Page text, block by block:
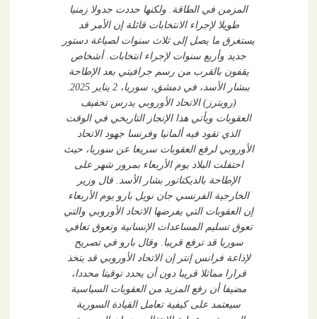
المزمن في الطاقة. ولكنها حددت جدولا زمنيا
طويلا لإجراء الانتخابات قائلة إن الأمر قد
يستغرق ما يصل إلى ثلاث سنوات لصياغة دستور
جديد وأربع سنوات لإجراء انتخابات. أشخاص
يقفون بالقرب من رسم جرافيتي بعد الإطاحة
(رويترز) الاتحاد الأوروبي يدرس تخفيف
العقوبات ويأتي هذا الإنجاز التاريخي في الوقت
الذي تقود فيه ألمانيا وفرنسا جهود الاتحاد
الأوروبي لرفع العقوبات سريعا عن سوريا، حيث
احتفلت البلاد يوم الأربعاء بمرور شهر على
الإطاحة بالديكتاتور بشار الأسد. قال وزير
الخارجية الفرنسي جان نويل بارو يوم الأربعاء
إن العقوبات التي يفرضها الاتحاد الأوروبي والتي
تعوق تسليم المساعدات الإنسانية وتعوق تعافي
سوريا قد ترفع قريبا. وقال بارو في تصريح
لإذاعة فرانس إنتر إن الاتحاد الأوروبي قد يتخذ
قرارا مماثلا قريبا دون أن يحدد توقيتا محددا،
مضيفا أن رفع المزيد من العقوبات السياسية
سيعتمد على كيفية تعامل القيادة السورية